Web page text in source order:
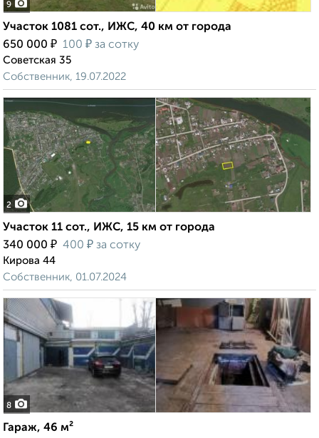
9
Участок 1081 сот., ИЖС, 40 км от города
650 000 ₽ 100 ₽ за сотку
Советская 35
Собственник, 19.07.2022
2
Участок 11 сот., ИЖС, 15 км от города
340 000 ₽ 400 ₽ за сотку
Кирова 44
Собственник, 01.07.2024
8
Гараж, 46 м²